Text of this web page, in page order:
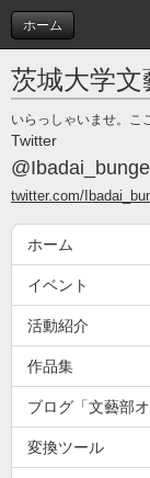
ホーム
茨城大学文
いらっしゃいませ。こ
Twitter
twitter.com/
ホーム
イベント
活動紹介
作品集
ブログ「文藝部
変換ツール